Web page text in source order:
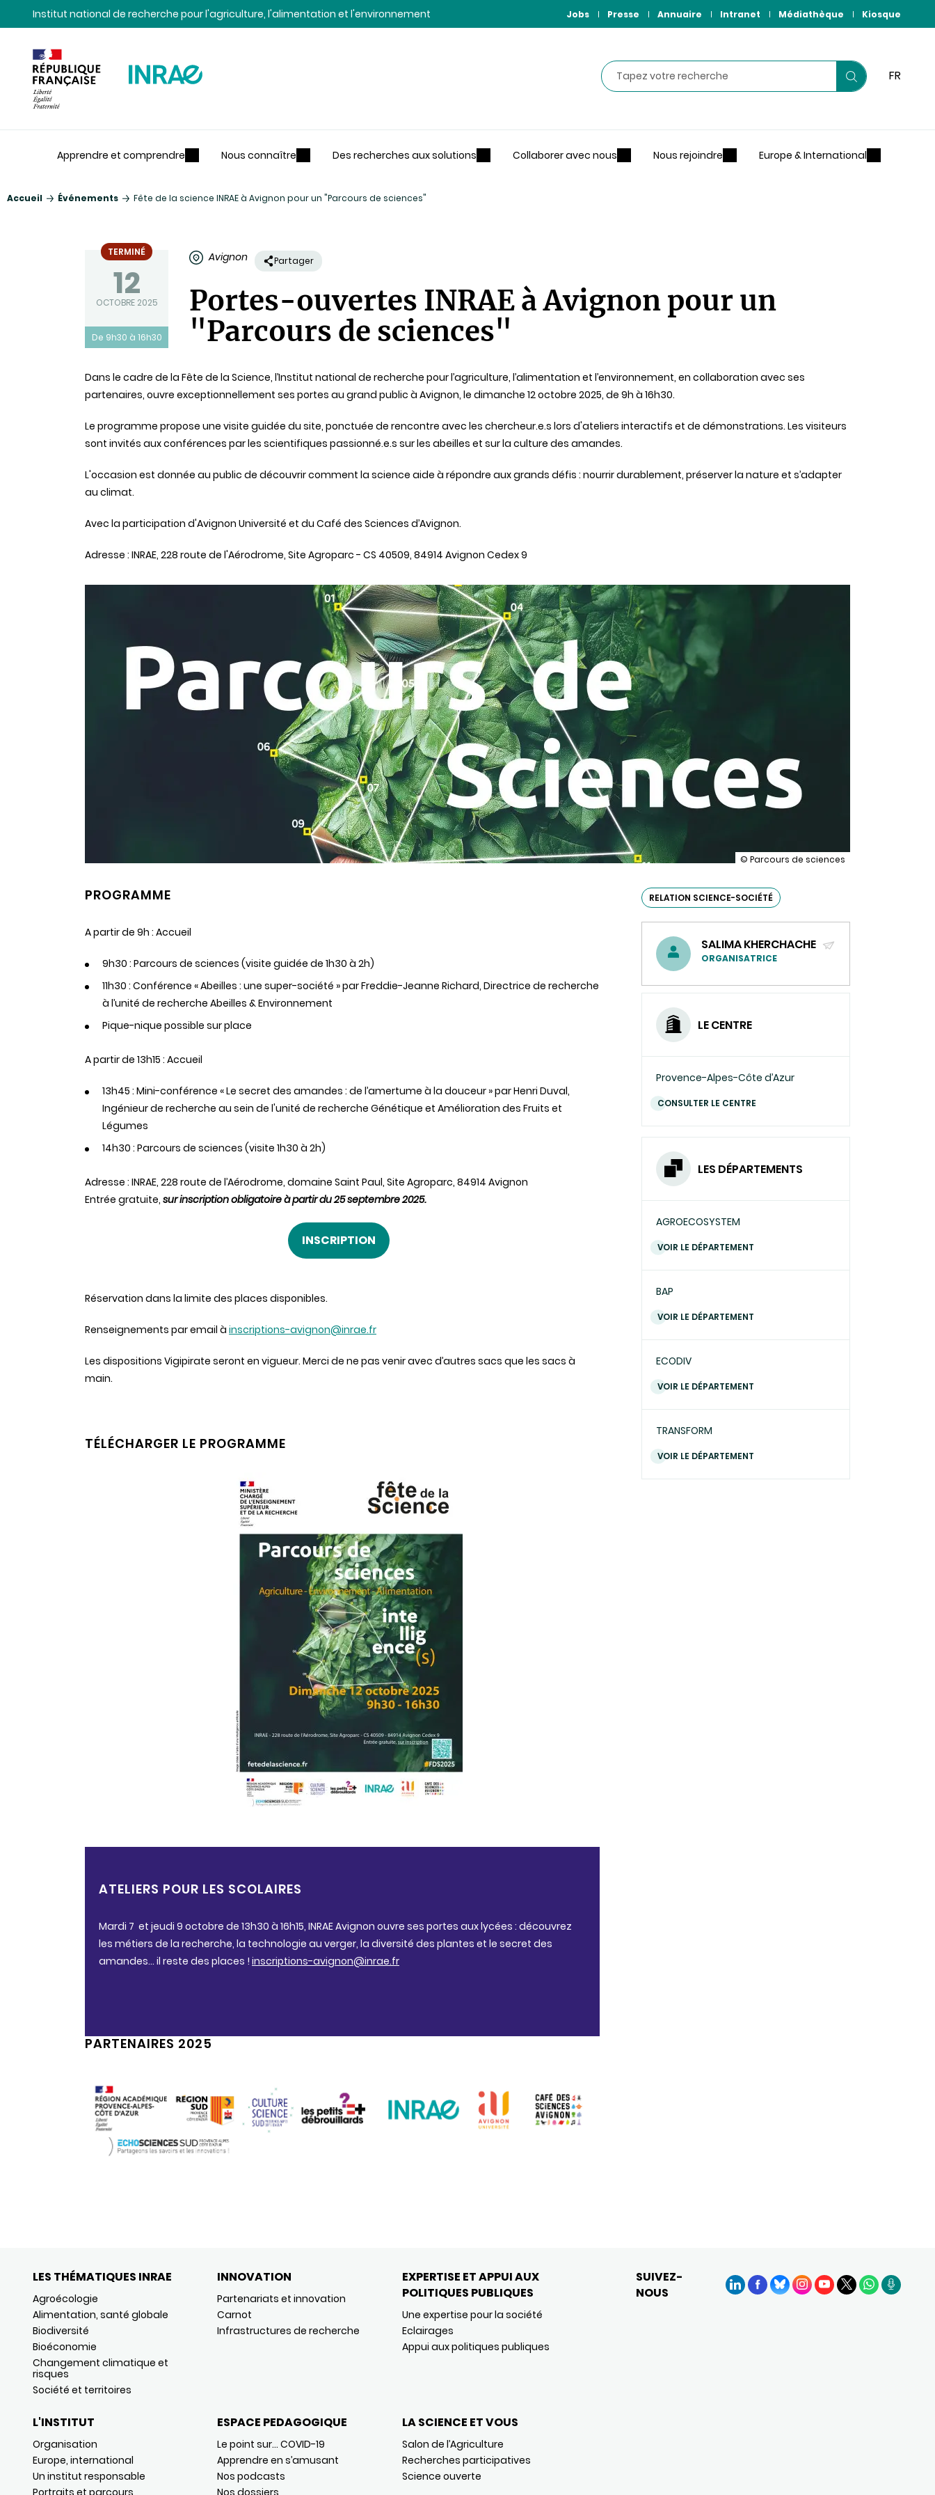
Contenu
Recherche
NavigationInstitut national de recherche pour l'agriculture, l'alimentation et l'environnement Jobs Presse Annuaire Intranet Médiathèque Kiosque
Rechercher
Lancer
FR
Apprendre et comprendre Nous connaître Des recherches aux solutions Collaborer avec nous Nous rejoindre Europe & International
Accueil Événements Fête de la science INRAE à Avignon pour un "Parcours de sciences"
12
OCTOBRE 2025
De 9h30 à 16h30
TERMINÉ Avignon Partager
Portes-ouvertes INRAE à Avignon pour un
"Parcours de sciences"
Dans le cadre de la Fête de la Science, l’Institut national de recherche pour l’agriculture, l’alimentation et l’environnement, en collaboration avec ses
partenaires, ouvre exceptionnellement ses portes au grand public à Avignon, le dimanche 12 octobre 2025, de 9h à 16h30.
Le programme propose une visite guidée du site, ponctuée de rencontre avec les chercheur.e.s lors d'ateliers interactifs et de démonstrations. Les visiteurs
sont invités aux conférences par les scientifiques passionné.e.s sur les abeilles et sur la culture des amandes.
L'occasion est donnée au public de découvrir comment la science aide à répondre aux grands défis : nourrir durablement, préserver la nature et s’adapter
au climat.
Avec la participation d'Avignon Université et du Café des Sciences d’Avignon.
Adresse : INRAE, 228 route de l'Aérodrome, Site Agroparc - CS 40509, 84914 Avignon Cedex 9
illustration
INRAE
à
un
"Parcours
© Parcours de sciences
PROGRAMME
A partir de 9h : Accueil
9h30 : Parcours de sciences (visite guidée de 1h30 à 2h)
11h30 : Conférence « Abeilles : une super-société » par Freddie-Jeanne Richard, Directrice de recherche
à l’unité de recherche Abeilles & Environnement
Pique-nique possible sur place
A partir de 13h15 : Accueil
13h45 : Mini-conférence « Le secret des amandes : de l’amertume à la douceur » par Henri Duval,
Ingénieur de recherche au sein de l'unité de recherche Génétique et Amélioration des Fruits et
Légumes
14h30 : Parcours de sciences (visite 1h30 à 2h)
Adresse : INRAE, 228 route de l’Aérodrome, domaine Saint Paul, Site Agroparc, 84914 Avignon
Entrée gratuite, sur inscription obligatoire à partir du 25 septembre 2025.
INSCRIPTION
Réservation dans la limite des places disponibles.
Renseignements par email à inscriptions-avignon@inrae.fr
Les dispositions Vigipirate seront en vigueur. Merci de ne pas venir avec d’autres sacs que les sacs à
main.
TÉLÉCHARGER LE PROGRAMME
ATELIERS POUR LES SCOLAIRES
Mardi 7 et jeudi 9 octobre de 13h30 à 16h15, INRAE Avignon ouvre ses portes aux lycées : découvrez
les métiers de la recherche, la technologie au verger, la diversité des plantes et le secret des
amandes… il reste des places ! inscriptions-avignon@inrae.fr
PARTENAIRES 2025
RELATION SCIENCE-SOCIÉTÉ
SALIMA KHERCHACHE
(ENVOYER
COURRIEL)
ORGANISATRICE
LE CENTRE
Provence-Alpes-Côte d’Azur
CONSULTER LE CENTRE
LES DÉPARTEMENTS
AGROECOSYSTEM
VOIR LE DÉPARTEMENT
BAP
VOIR LE DÉPARTEMENT
ECODIV
VOIR LE DÉPARTEMENT
TRANSFORM
VOIR LE DÉPARTEMENT
LES THÉMATIQUES INRAE
Agroécologie
Alimentation, santé globale
Biodiversité
Bioéconomie
Changement climatique et
risques
Société et territoires
INNOVATION
Partenariats et innovation
Carnot
Infrastructures de recherche
EXPERTISE ET APPUI AUX
POLITIQUES PUBLIQUES
Une expertise pour la société
Eclairages
Appui aux politiques publiques
L'INSTITUT
Organisation
Europe, international
Un institut responsable
Portraits et parcours
ESPACE PEDAGOGIQUE
Le point sur… COVID-19
Apprendre en s’amusant
Nos podcasts
Nos dossiers
LA SCIENCE ET VOUS
Salon de l’Agriculture
Recherches participatives
Science ouverte
SUIVEZ-
NOUS
LinkedInFacebook
BlueSkyInstagram
YouTube
X WhatsApp
Podcasts